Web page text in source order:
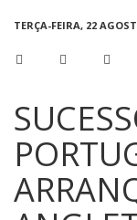
TERÇA-FEIRA, 22